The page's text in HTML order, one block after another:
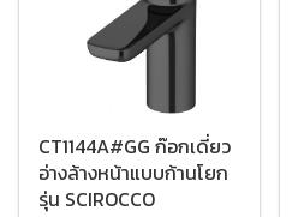
CT1144A#GG ก๊อกเดี่ยว
อ่างล้างหน้าแบบก้านโยก
รุ่น SCIROCCO